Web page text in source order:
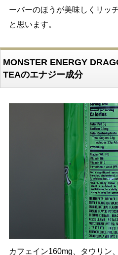
ーバーのほうが美味しくリッ
と思います。
MONSTER ENERGY
TEAのエナジー成分
カフェイン160mg、タウリン